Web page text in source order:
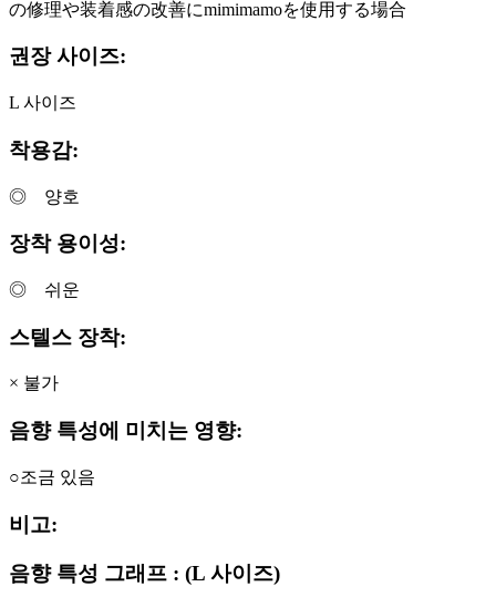
の修理や装着感の改善にmimimamoを使用する場合
권장 사이즈:
L 사이즈
착용감:
◎ 양호
장착 용이성:
◎ 쉬운
스텔스 장착:
× 불가
음향 특성에 미치는 영향:
○조금 있음
비고:
음향 특성 그래프 : (L 사이즈)